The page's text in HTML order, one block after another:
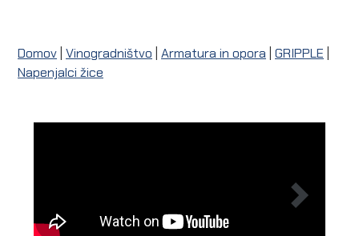
Domov Vinogradništvo Armatura in opora GRIPPLE
Napenjalci žice